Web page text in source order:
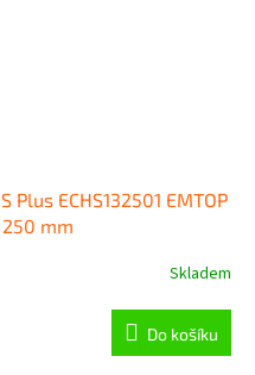
ECHS132501 EMTOP
mm
Skladem
Do košíku